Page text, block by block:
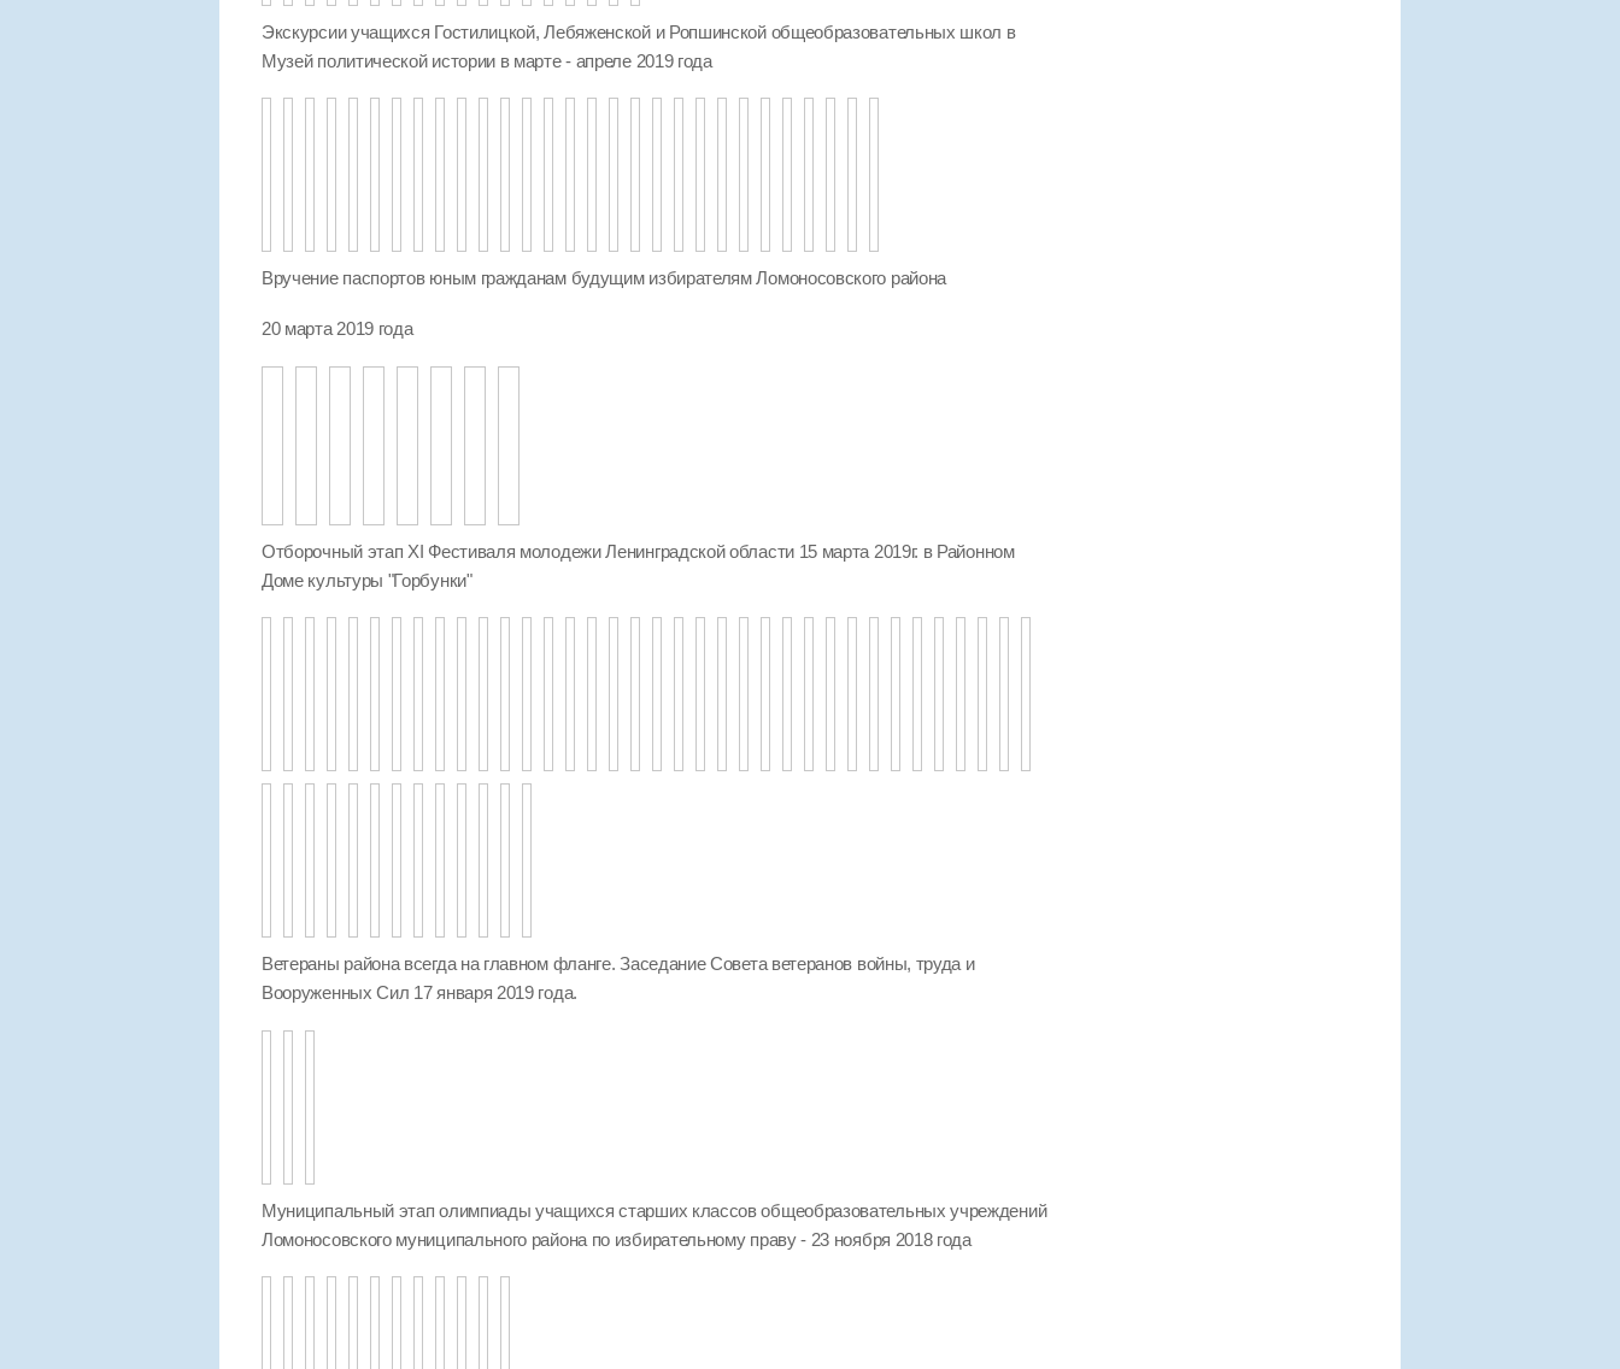
Экскурсии учащихся Гостилицкой, Лебяженской и Ропшинской общеобразовательных школ в
Музей политической истории в марте - апреле 2019 года
Вручение паспортов юным гражданам будущим избирателям Ломоносовского района
20 марта 2019 года
Отборочный этап XI Фестиваля молодежи Ленинградской области 15 марта 2019г. в Районном
Доме культуры "Горбунки"
Ветераны района всегда на главном фланге. Заседание Совета ветеранов войны, труда и
Вооруженных Сил 17 января 2019 года.
Муниципальный этап олимпиады учащихся старших классов общеобразовательных учреждений
Ломоносовского муниципального района по избирательному праву - 23 ноября 2018 года